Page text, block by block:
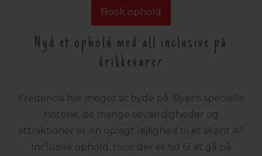
Book ophold
Nyd et ophold med all inclusive på
drikkevarer
Fredericia har meget at byde på. Byens specielle
historie, de mange seværdigheder og
attraktioner er en oplagt lejlighed til et skønt All
Inclusive ophold, hvor der er tid til at gå på